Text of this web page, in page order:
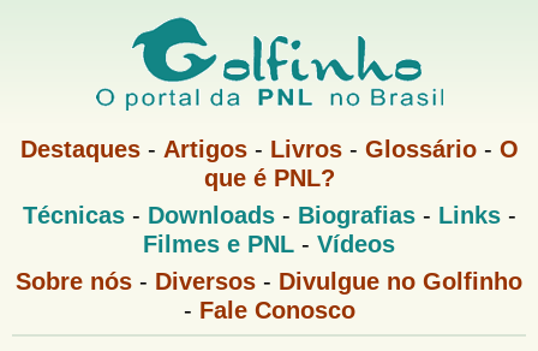
Pular
para
o
principal
G
f
i
M
u
Destaques- Artigos- Livros- Glossário- O
que é PNL?
M
e
P
Técnicas- Downloads- Biografias- Links-
Filmes e PNL - Vídeos
G
Sobre nós - Diversos - Divulgue no Golfinho
- Fale Conosco